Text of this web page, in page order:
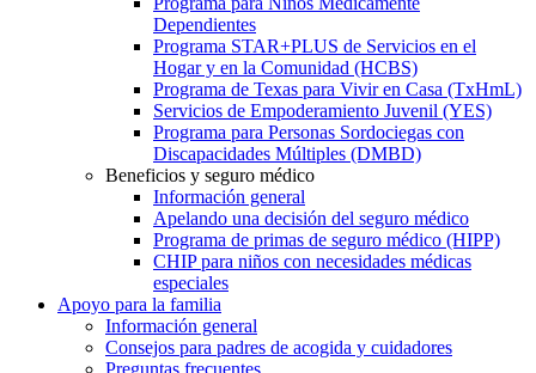
Dependientes
Programa STAR+PLUS de Servicios en el
Hogar y en la Comunidad (HCBS)
Programa de Texas para Vivir en Casa (TxHmL)
Servicios de Empoderamiento Juvenil (YES)
Programa para Personas Sordociegas con
Discapacidades Múltiples (DMBD)
Beneficios y seguro médico
Información general
Apelando una decisión del seguro médico
Programa de primas de seguro médico (HIPP)
CHIP para niños con necesidades médicas
especiales
Apoyo para la familia
Información general
Consejos para padres de acogida y cuidadores
Preguntas frecuentes